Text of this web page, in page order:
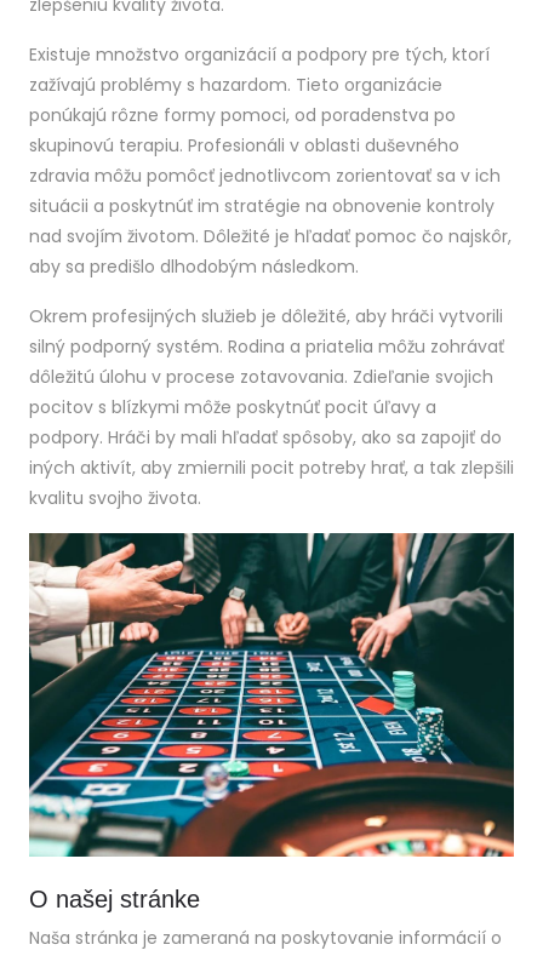
zlepšeniu kvality života.
Existuje množstvo organizácií a podpory pre tých, ktorí
zažívajú problémy s hazardom. Tieto organizácie
ponúkajú rôzne formy pomoci, od poradenstva po
skupinovú terapiu. Profesionáli v oblasti duševného
zdravia môžu pomôcť jednotlivcom zorientovať sa v ich
situácii a poskytnúť im stratégie na obnovenie kontroly
nad svojím životom. Dôležité je hľadať pomoc čo najskôr,
aby sa predišlo dlhodobým následkom.
Okrem profesijných služieb je dôležité, aby hráči vytvorili
silný podporný systém. Rodina a priatelia môžu zohrávať
dôležitú úlohu v procese zotavovania. Zdieľanie svojich
pocitov s blízkymi môže poskytnúť pocit úľavy a
podpory. Hráči by mali hľadať spôsoby, ako sa zapojiť do
iných aktivít, aby zmiernili pocit potreby hrať, a tak zlepšili
kvalitu svojho života.
O našej stránke
Naša stránka je zameraná na poskytovanie informácií o